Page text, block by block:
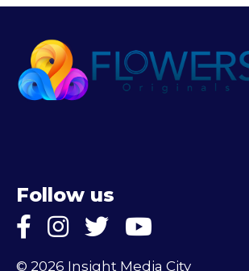
Follow us
© 2026 Insight Media City